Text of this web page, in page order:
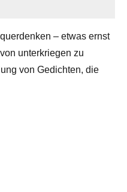
– etwas ernst
unterkriegen zu
von Gedichten, die